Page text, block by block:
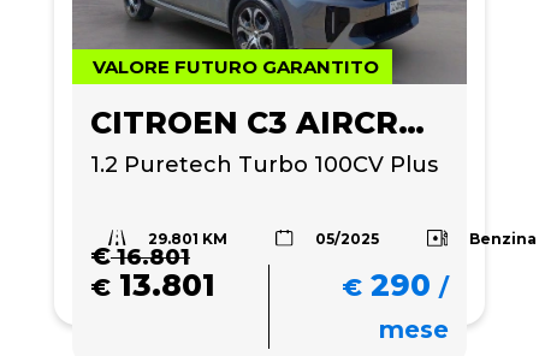
VALORE FUTURO GARANTITO
CITROEN C3 AIRCROSS
1.2 Puretech Turbo 100CV Plus
29.801 KM 05/2025 Benzina
€16.801
€ 13.801 € 290 /
mese